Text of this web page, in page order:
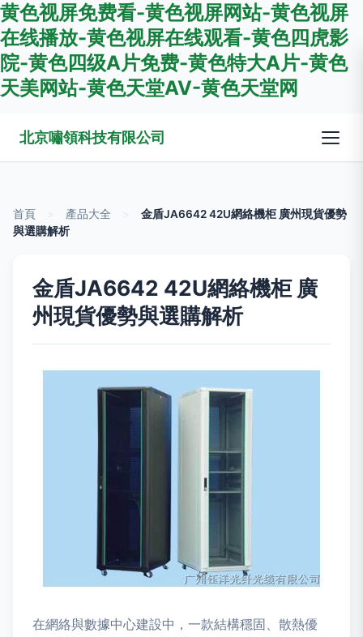
黄色视屏免费看-黄色视屏网站-黄色视屏
在线播放-黄色视屏在线观看-黄色四虎影
院-黄色四级A片免费-黄色特大A片-黄色
天美网站-黄色天堂AV-黄色天堂网
北京嘯領科技有限公司
首頁 產品大全
金盾JA6642 42U網絡機柜 廣州現貨優勢
與選購解析
金盾JA6642 42U網絡機柜 廣
州現貨優勢與選購解析
在網絡與數據中心建設中，一款結構穩固、散熱優